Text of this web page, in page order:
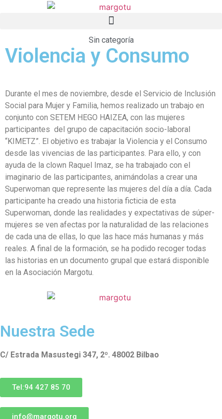
Sin categoría
Violencia y Consumo
Durante el mes de noviembre, desde el Servicio de Inclusión
Social para Mujer y Familia, hemos realizado un trabajo en
conjunto con SETEM HEGO HAIZEA, con las mujeres
participantes del grupo de capacitación socio-laboral
“KIMETZ”. El objetivo es trabajar la Violencia y el Consumo
desde las vivencias de las participantes. Para ello, y con
ayuda de la clown Raquel Imaz, se ha trabajado con el
imaginario de las participantes, animándolas a crear una
Superwoman que represente las mujeres del día a día. Cada
participante ha creado una historia ficticia de esta
Superwoman, donde las realidades y expectativas de súper-
mujeres se ven afectas por la naturalidad de las relaciones
de cada una de ellas, lo que las hace más humanas y más
reales. A final de la formación, se ha podido recoger todas
las historias en un documento grupal que estará disponible
en la Asociación Margotu.
Nuestra Sede
C/ Estrada Masustegi 347, 2º. 48002 Bilbao
Tel:94 427 85 70
info@margotu.org